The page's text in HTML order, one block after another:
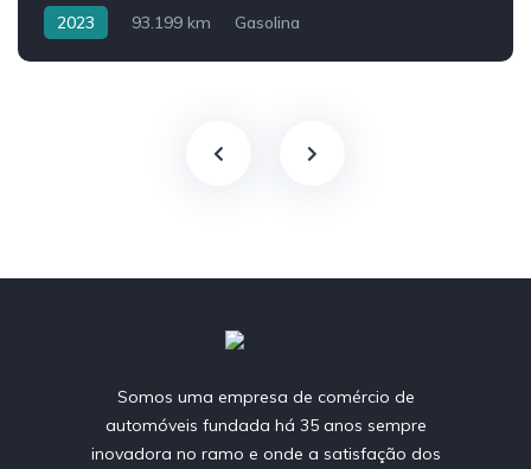
2023 93.199 km Gasolina
Somos uma empresa de comércio de
automóveis fundada há 35 anos sempre
inovadora no ramo e onde a satisfação dos